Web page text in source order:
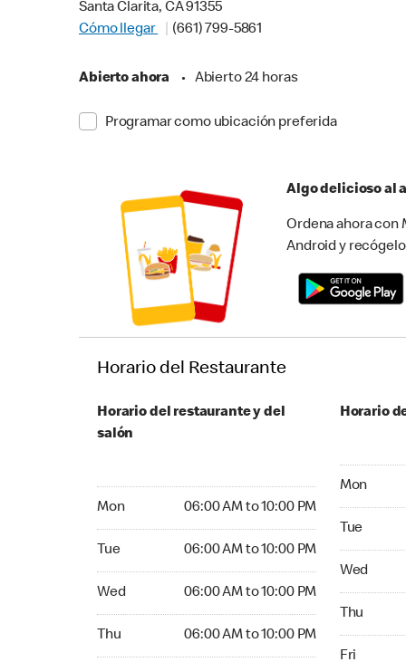
Santa Clarita, CA 91355
Cómo llegar
(661) 799-5861
Abierto ahora • Abierto 24 horas
Programar como ubicación preferida
Algo delicioso al
Ordena ahora con
Android y
Horario del Restaurante
Horario del restaurante y del
salón
Mon 06:00 AM to 10:00 PM
Tue 06:00 AM to 10:00 PM
Wed 06:00 AM to 10:00 PM
Thu 06:00 AM to 10:00 PM
Horario
Mon
Tue
Wed
Thu
Fri